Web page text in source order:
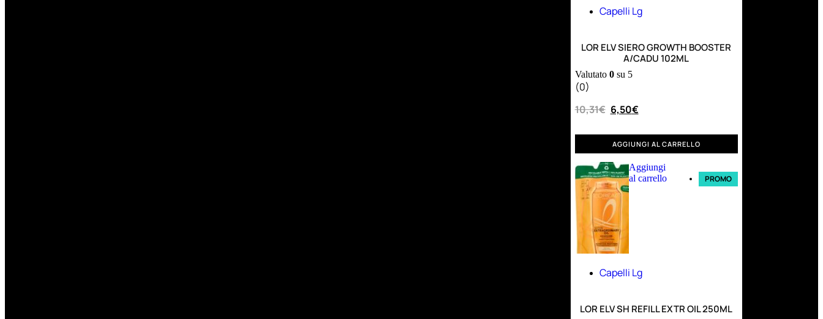
Capelli Lg
LOR ELV SIERO GROWTH BOOSTER
A/CADU 102ML
Valutato 0su 5
(0)
10,31€ 6,50€
AGGIUNGI AL CARRELLO
Aggiungi
al carrello
PROMO
Capelli Lg
LOR ELV SH REFILL EXTR OIL 250ML